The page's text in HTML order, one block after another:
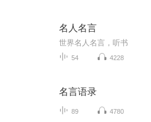
名人名言
世界名人名言，听书
54 4228
名言语录
89 4780